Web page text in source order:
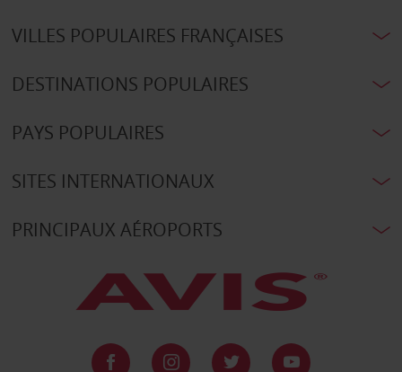
VILLES POPULAIRES FRANÇAISES
DESTINATIONS POPULAIRES
PAYS POPULAIRES
SITES INTERNATIONAUX
PRINCIPAUX AÉROPORTS